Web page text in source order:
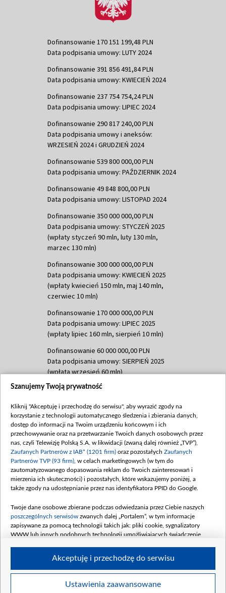
Dofinansowanie 170 151 199,48 PLN
Data podpisania umowy: LUTY 2024
Dofinansowanie 391 856 491,84 PLN
Data podpisania umowy: KWIECIEŃ 2024
Dofinansowanie 237 754 754,24 PLN
Data podpisania umowy: LIPIEC 2024
Dofinansowanie 290 817 240,00 PLN
Data podpisania umowy i aneksów:
WRZESIEŃ 2024 i GRUDZIEŃ 2024
Dofinansowanie 539 800 000,00 PLN
Data podpisania umowy: PAŹDZIERNIK 2024
Dofinansowanie 49 848 800,00 PLN
Data podpisania umowy: LISTOPAD 2024
Dofinansowanie 350 000 000,00 PLN
Data podpisania umowy: STYCZEŃ 2025
(wpłaty styczeń 90 mln, luty 130 mln,
marzec 130 mln)
Dofinansowanie 300 000 000,00 PLN
Data podpisania umowy: KWIECIEŃ 2025
(wpłaty kwiecień 150 mln, maj 140 mln,
czerwiec 10 mln)
Dofinansowanie 170 000 000,00 PLN
Data podpisania umowy: LIPIEC 2025
(wpłaty lipiec 160 mln, sierpień 10 mln)
Dofinansowanie 60 000 000,00 PLN
Data podpisania umowy: SIERPIEŃ 2025
(wpłata wrzesień 60 mln)
Dofinansowanie 635 783 051,21 PLN
(wpłata wrzesień 100 mln, październik 350
mln, listopad 265 mln)
Dofinansowanie 48 862 000,00 PLN
Data podpisania umowy: GRUDZIEŃ 2025
(wpłata grudzień 60,548 mln)
Dofinansowanie 900 000 000,00 PLN
Data podpisania umowy: LUTY 2026 (wpłata
kwiecień 180 mln, 7 maja 180 mln, 8
czerwca 90 mln)
Dofinansowanie 250 000 000,00 PLN
4 sierpnia 250 mln
Szanujemy Twoją prywatność
Kliknij "Akceptuję i przechodzę do serwisu", aby wyrazić zgody na
korzystanie z technologii automatycznego śledzenia i zbierania danych,
dostęp do informacji na Twoim urządzeniu końcowym i ich
przechowywanie oraz na przetwarzanie Twoich danych osobowych przez
nas, czyli Telewizję Polską S.A. w likwidacji (zwaną dalej również „TVP”),
Zaufanych Partnerów z IAB* (1201 firm) oraz pozostałych Zaufanych
Partnerów TVP (93 firm) , w celach marketingowych (w tym do
zautomatyzowanego dopasowania reklam do Twoich zainteresowań i
mierzenia ich skuteczności) i pozostałych, które wskazujemy poniżej, a
także zgody na udostępnianie przez nas identyfikatora PPID do Google.
Twoje dane osobowe zbierane podczas odwiedzania przez Ciebie naszych
poszczególnych serwisów zwanych dalej „Portalem”, w tym informacje
zapisywane za pomocą technologii takich jak: pliki cookie, sygnalizatory
WWW lub innych podobnych technologii umożliwiających świadczenie
Twoje dane osobowe zbierane podczas odwiedzania przez Ciebie
Ustawienia zaawansowane
Akceptuję i przechodzę do serwisu